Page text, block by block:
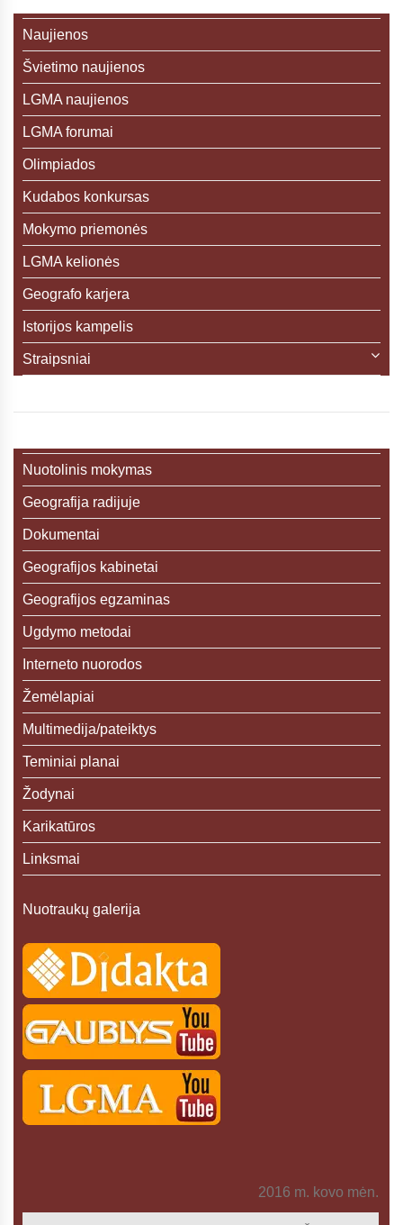
Naujienos
Švietimo naujienos
LGMA naujienos
LGMA forumai
Olimpiados
Kudabos konkursas
Mokymo priemonės
LGMA kelionės
Geografo karjera
Istorijos kampelis
Straipsniai
Nuotolinis mokymas
Geografija radijuje
Dokumentai
Geografijos kabinetai
Geografijos egzaminas
Ugdymo metodai
Interneto nuorodos
Žemėlapiai
Multimedija/pateiktys
Teminiai planai
Žodynai
Karikatūros
Linksmai
Nuotraukų galerija
2016 m. kovo mėn.